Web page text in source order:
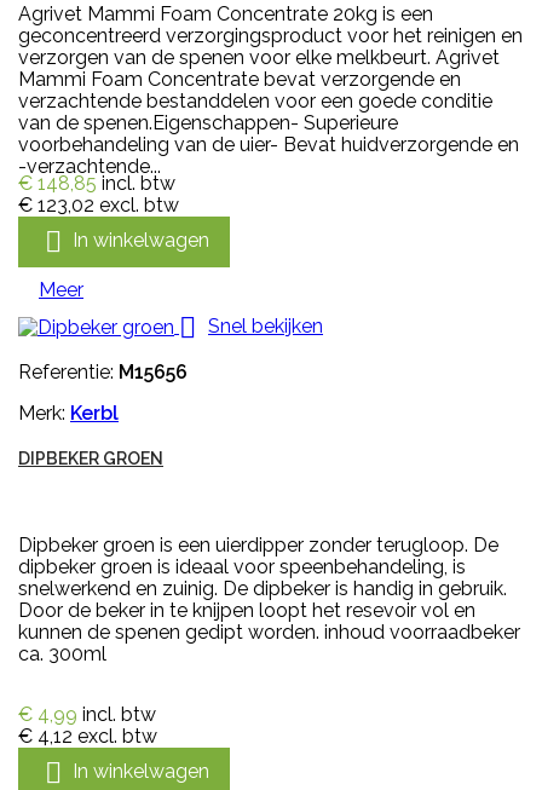
Agrivet Mammi Foam Concentrate 20kg is een
geconcentreerd verzorgingsproduct voor het reinigen en
verzorgen van de spenen voor elke melkbeurt. Agrivet
Mammi Foam Concentrate bevat verzorgende en
verzachtende bestanddelen voor een goede conditie
van de spenen.Eigenschappen- Superieure
voorbehandeling van de uier- Bevat huidverzorgende en
-verzachtende...
€ 148,85 incl. btw
€ 123,02 excl. btw
 In winkelwagen
Meer
 Snel bekijken
Referentie: M15656
Merk: Kerbl
DIPBEKER GROEN
Dipbeker groen is een uierdipper zonder terugloop. De
dipbeker groen is ideaal voor speenbehandeling, is
snelwerkend en zuinig. De dipbeker is handig in gebruik.
Door de beker in te knijpen loopt het resevoir vol en
kunnen de spenen gedipt worden. inhoud voorraadbeker
ca. 300ml
€ 4,99 incl. btw
€ 4,12 excl. btw
 In winkelwagen